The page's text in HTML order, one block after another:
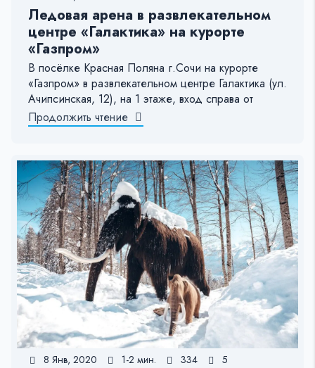
Ледовая арена в развлекательном
центре «Галактика» на курорте
«Газпром»
В посёлке Красная Поляна г.Сочи на курорте
«Газпром» в развлекательном центре Галактика (ул.
Ачипсинская, 12), на 1 этаже, вход справа от
Продолжить чтение
8 Янв, 2020 1-2 мин. 334 5